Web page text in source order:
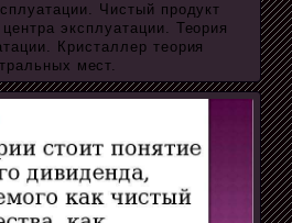
Чистый продукт
эксплуатации. Теория
Кристаллер теория
мест.